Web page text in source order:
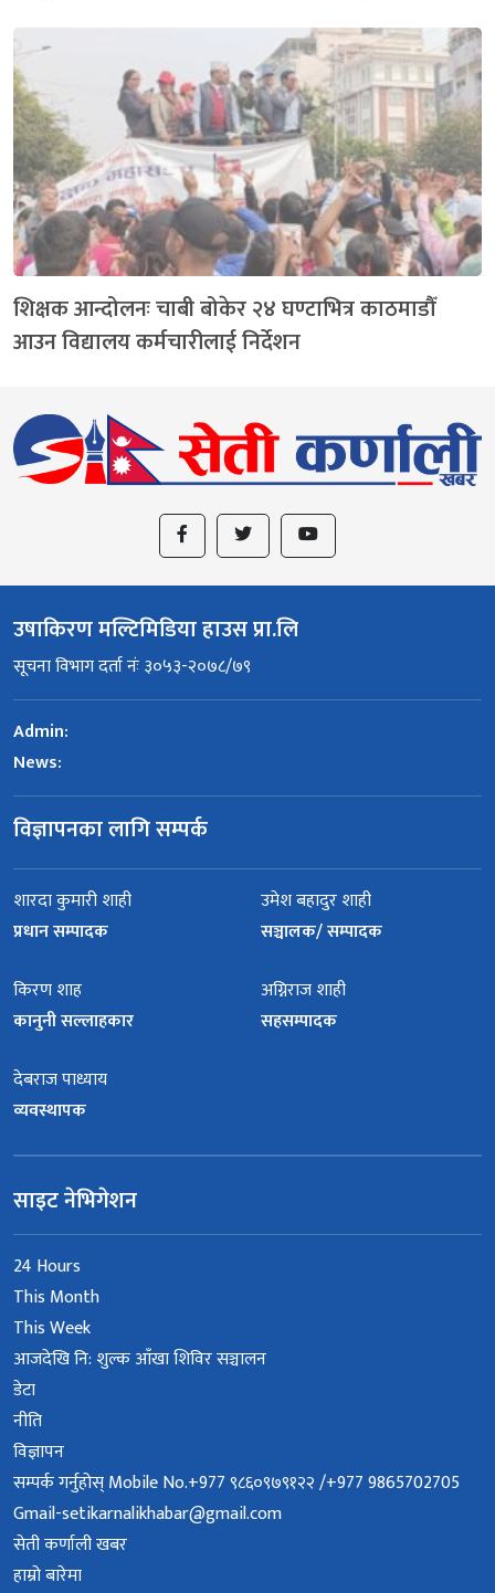
शिक्षक आन्दोलनः चाबी बोकेर २४ घण्टाभित्र काठमाडौँ
आउन विद्यालय कर्मचारीलाई निर्देशन
उषाकिरण मल्टिमिडिया हाउस प्रा.लि
सूचना विभाग दर्ता नंः ३०५३-२०७८/७९
Admin:
News:
विज्ञापनका लागि सम्पर्क
शारदा कुमारी शाही
प्रधान सम्पादक
उमेश बहादुर शाही
सञ्चालक/ सम्पादक
किरण शाह
कानुनी सल्लाहकार
अग्निराज शाही
सहसम्पादक
देबराज पाध्याय
व्यवस्थापक
साइट नेभिगेशन
24 Hours
This Month
This Week
आजदेखि नि: शुल्क आँखा शिविर सञ्चालन
डेटा
नीति
विज्ञापन
सम्पर्क गर्नुहोस् Mobile No.+977 ९८६०९७९१२२ /+977 9865702705
Gmail-setikarnalikhabar@gmail.com
सेती कर्णाली खबर
हाम्रो बारेमा